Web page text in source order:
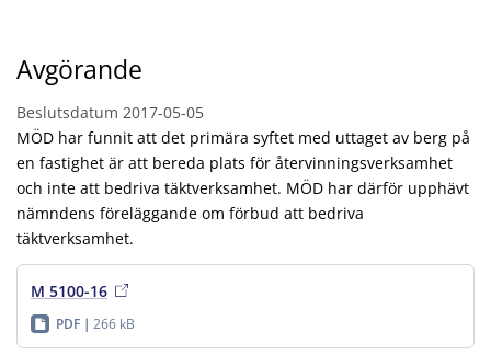
Avgörande
Beslutsdatum 2017-05-05
MÖD har funnit att det primära syftet med uttaget av berg på
en fastighet är att bereda plats för återvinningsverksamhet
och inte att bedriva täktverksamhet. MÖD har därför upphävt
nämndens föreläggande om förbud att bedriva
täktverksamhet.
M 5100-16
PDF 266 kB